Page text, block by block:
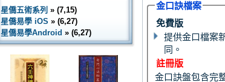
星僑五術系列 » (7,15)
星僑易學 iOS » (6,27)
星僑易學Android » (6,27)
金口訣檔案
免費版
提供金口檔案
同。
註冊版
金口訣盤包含完